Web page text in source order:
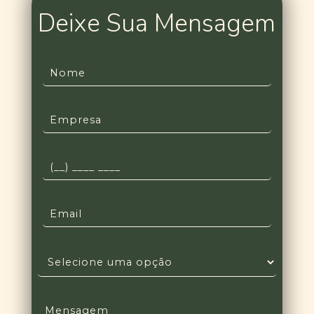
Deixe Sua Mensagem